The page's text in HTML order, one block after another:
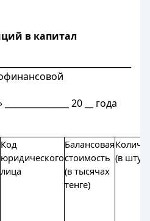
в капитал
20 __ года
Код
юридического
лица
Балансовая
стоимость
(в тысячах
тенге)
(в